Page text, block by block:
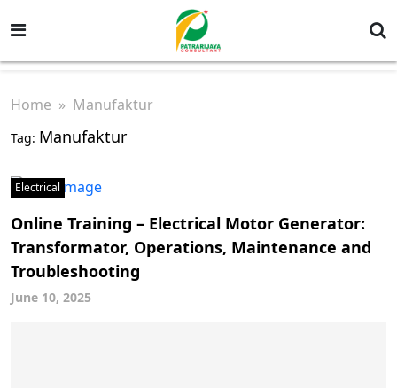
Home » Manufaktur
Tag: Manufaktur
Electrical
Online Training – Electrical Motor Generator:
Transformator, Operations, Maintenance and
Troubleshooting
June 10, 2025